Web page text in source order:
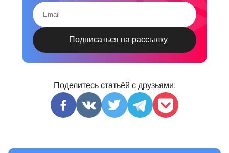
Поделитесь статьёй с друзьями: